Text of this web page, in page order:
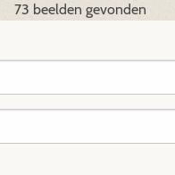
73 beelden gevonden